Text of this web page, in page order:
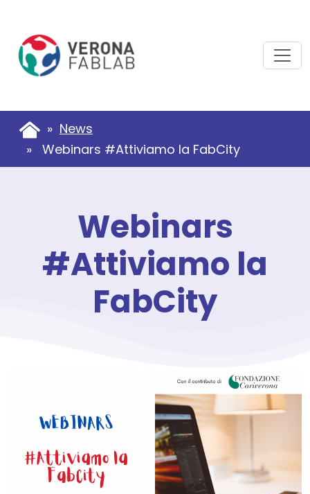
contenuto
principale
» News
» Webinars #Attiviamo la FabCity
Webinars
#Attiviamo la
FabCity